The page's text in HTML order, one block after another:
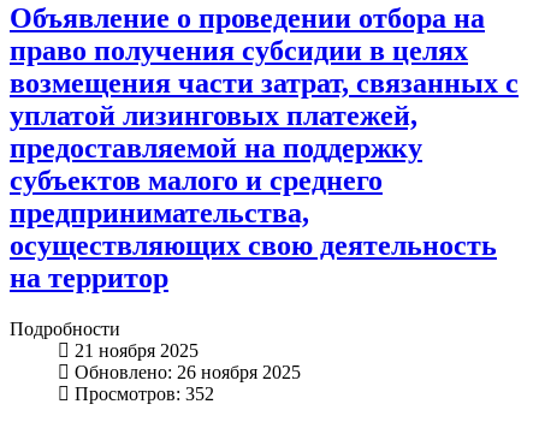
Объявление о проведении отбора на
право получения субсидии в целях
возмещения части затрат, связанных с
уплатой лизинговых платежей,
предоставляемой на поддержку
субъектов малого и среднего
предпринимательства,
осуществляющих свою деятельность
на территор
Подробности
21 ноября 2025
Обновлено: 26 ноября 2025
Просмотров: 352